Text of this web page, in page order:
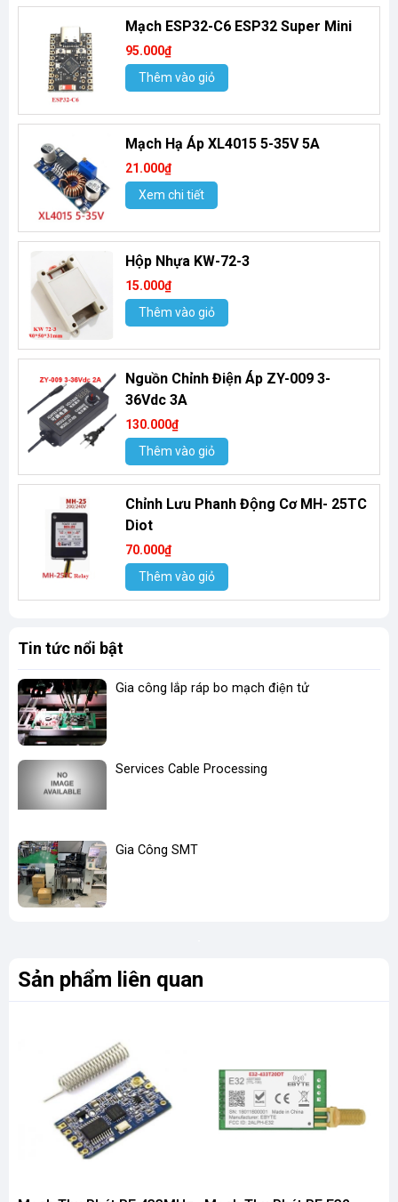
Mạch ESP32-C6 ESP32 Super Mini
95.000₫
Thêm vào giỏ
Mạch Hạ Áp XL4015 5-35V 5A
21.000₫
Xem chi tiết
Hộp Nhựa KW-72-3
15.000₫
Thêm vào giỏ
Nguồn Chỉnh Điện Áp ZY-009 3-
36Vdc 3A
130.000₫
Thêm vào giỏ
Chỉnh Lưu Phanh Động Cơ MH- 25TC
Diot
70.000₫
Thêm vào giỏ
Tin tức nổi bật
Gia công lắp ráp bo mạch điện tử
Services Cable Processing
Gia Công SMT
Sản phẩm liên quan